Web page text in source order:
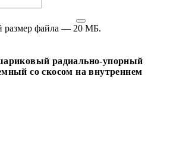
размер файла — 20 МБ.
радиально-упорный
со скосом на внутреннем